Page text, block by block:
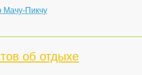
Мачу-Пикчу
об отдыхе